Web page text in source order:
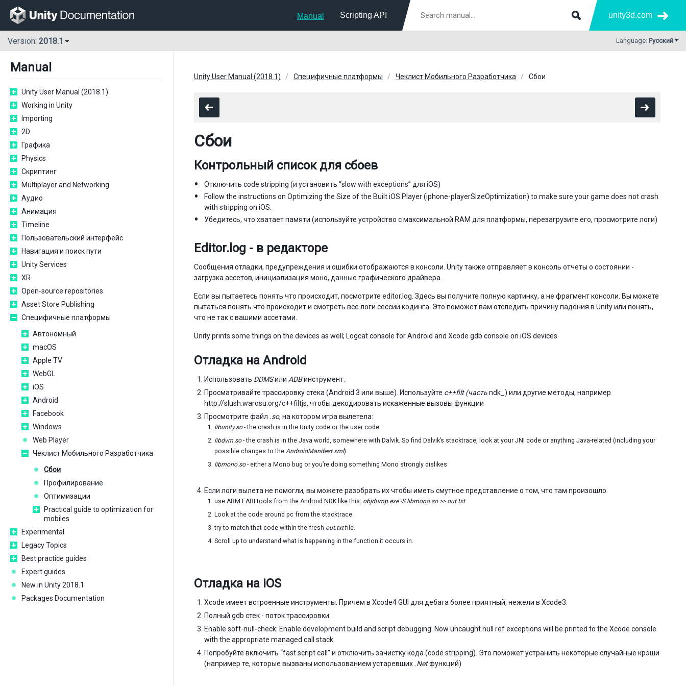
Manual Scripting API unity3d.com
Version: 2018.1 Language: Русский
Manual
Unity User Manual (2018.1)
Working in Unity
Importing
2D
Графика
Physics
Скриптинг
Multiplayer and Networking
Аудио
Анимация
Timeline
Пользовательский интерфейс
Навигация и поиск пути
Unity Services
XR
Open-source repositories
Asset Store Publishing
Специфичные платформы
Автономный
macOS
Apple TV
WebGL
iOS
Android
Facebook
Windows
Web Player
Чеклист Мобильного Разработчика
Сбои
Профилирование
Оптимизации
Practical guide to optimization for
mobiles
Experimental
Legacy Topics
Best practice guides
Expert guides
New in Unity 2018.1
Packages Documentation
Unity User Manual (2018.1) Специфичные платформы Чеклист Мобильного Разработчика Сбои
Сбои
Контрольный список для сбоев
Отключить code stripping (и установить “slow with exceptions” для iOS)
Follow the instructions on Optimizing the Size of the Built iOS Player (iphone-playerSizeOptimization) to make sure your game does not crash
with stripping on iOS.
Убедитесь, что хватает памяти (используйте устройство с максимальной RAM для платформы, перезагрузите его, просмотрите логи)
Editor.log - в редакторе
Сообщения отладки, предупреждения и ошибки отображаются в консоли. Unity также отправляет в консоль отчеты о состоянии -
загрузка ассетов, инициализация моно, данные графического драйвера.
Если вы пытаетесь понять что происходит, посмотрите editor.log. Здесь вы получите полную картинку, а не фрагмент консоли. Вы можете
пытаться понять что происходит и смотреть все логи сессии кодинга. Это поможет вам отследить причину падения в Unity или понять,
что не так с вашими ассетами.
Unity prints some things on the devices as well; Logcat console for Android and Xcode gdb console on iOS devices
Отладка на Android
Использовать DDMSили ADBинструмент.
Просматривайте трассировку стека (Android 3 или выше). Используйте c++filt (частьndk_) или другие методы, например
http://slush.warosu.org/c++filtjs, чтобы декодировать искаженные вызовы функции
Просмотрите файл .so, на котором игра вылетела:
libunity.so- the crash is in the Unity code or the user code
libdvm.so- the crash is in the Java world, somewhere with Dalvik. So find Dalvik’s stacktrace, look at your JNI code or anything Java-related (including your
possible changes to the AndroidManifest.xml).
libmono.so- either a Mono bug or you’re doing something Mono strongly dislikes
Если логи вылета не помогли, вы можете разобрать их чтобы иметь смутное представление о том, что там произошло.
use ARM EABI tools from the Android NDK like this: objdump.exe -S libmono.so >> out.txt
Look at the code around pc from the stacktrace.
try to match that code within the fresh out.txtfile.
Scroll up to understand what is happening in the function it occurs in.
Отладка на iOS
Xcode имеет встроенные инструменты. Причем в Xcode4 GUI для дебага более приятный, нежели в Xcode3.
Полный gdb стек - поток трассировки
Enable soft-null-check: Enable development build and script debugging. Now uncaught null ref exceptions will be printed to the Xcode console
with the appropriate managed call stack.
Попробуйте включить “fast script call” и отключить зачистку кода (code stripping). Это поможет устранить некоторые случайные крэши
(например те, которые вызваны использованием устаревших .Netфункций)